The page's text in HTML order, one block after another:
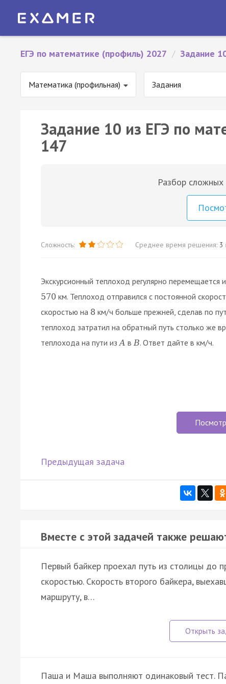
ЕГЭ по математике (профиль) 2027 / Задание
Математика (профильная) Задания
Задание 10 из ЕГЭ по
147
Разбор сложных
Сложность: Среднее время решения: 3
Экскурсионный теплоход регулярно перемещается
570 км. Теплоход отправился с постоянной
скоростью на 8 км/ч больше прежней, сделав по
теплоход затратил на обратный путь столько же
теплохода на пути из A в B. Ответ дайте в км/ч.
Предыдущая задача
Вместе с этой задачей также
Первый байкер проехал путь из столицы до
скоростью. Скорость второго байкера,
маршруту, в…
Паша и Маша выполняют одинаковый тест.